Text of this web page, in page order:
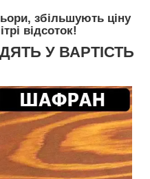
збільшують ціну
відсоток!
У ВАРТІСТЬ